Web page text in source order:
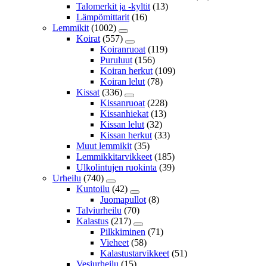
Talomerkit ja -kyltit (13)
Lämpömittarit (16)
Lemmikit (1002)
Koirat (557)
Koiranruoat (119)
Puruluut (156)
Koiran herkut (109)
Koiran lelut (78)
Kissat (336)
Kissanruoat (228)
Kissanhiekat (13)
Kissan lelut (32)
Kissan herkut (33)
Muut lemmikit (35)
Lemmikkitarvikkeet (185)
Ulkolintujen ruokinta (39)
Urheilu (740)
Kuntoilu (42)
Juomapullot (8)
Talviurheilu (70)
Kalastus (217)
Pilkkiminen (71)
Vieheet (58)
Kalastustarvikkeet (51)